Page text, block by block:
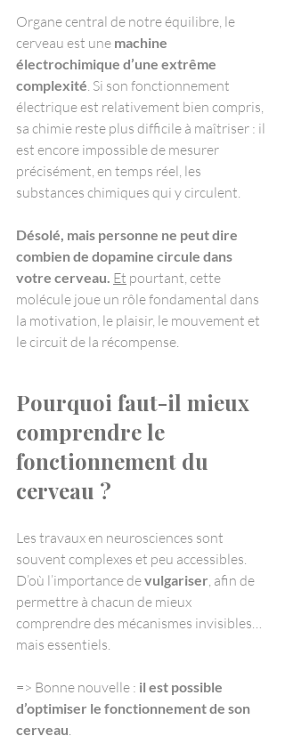
Organe central de notre équilibre, le
cerveau est une machine
électrochimique d’une extrême
complexité . Si son fonctionnement
électrique est relativement bien compris,
sa chimie reste plus difficile à maîtriser : il
est encore impossible de mesurer
précisément, en temps réel, les
substances chimiques qui y circulent.
Désolé, mais personne ne peut dire
combien de dopamine circule dans
votre cerveau. Et pourtant, cette
molécule joue un rôle fondamental dans
la motivation, le plaisir, le mouvement et
le circuit de la récompense.
Pourquoi faut-il mieux
comprendre le
fonctionnement du
cerveau ?
Les travaux en neurosciences sont
souvent complexes et peu accessibles.
D’où l’importance de vulgariser , afin de
permettre à chacun de mieux
comprendre des mécanismes invisibles…
mais essentiels.
=> Bonne nouvelle : il est possible
d’optimiser le fonctionnement de son
cerveau